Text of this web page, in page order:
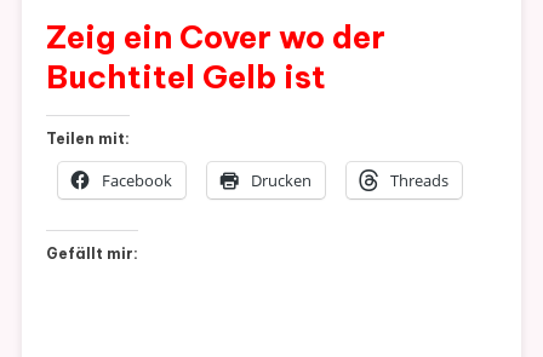
Zeig ein Cover wo der
Buchtitel Gelb ist
Teilen mit:
Facebook Drucken Threads
Gefällt mir: